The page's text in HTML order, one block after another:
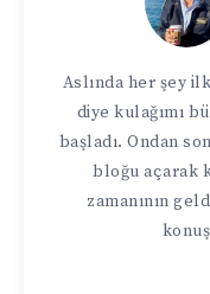
Aslında her şey
diye kulağımı
başladı. Ondan
bloğu açarak
zamanının